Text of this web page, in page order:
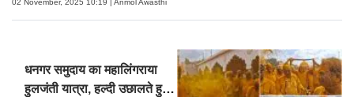
02 November, 2025 10:19 | Anmol Awasthi
धनगर समुदाय का महालिंगराया
हुलजंती यात्रा, हल्दी उछालते हुए